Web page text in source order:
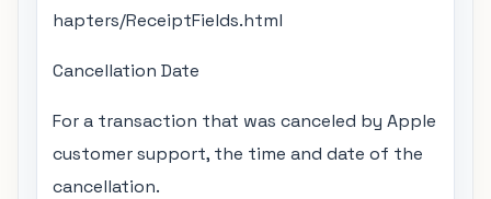
hapters/ReceiptFields.html
Cancellation Date
For a transaction that was canceled by Apple
customer support, the time and date of the
cancellation.